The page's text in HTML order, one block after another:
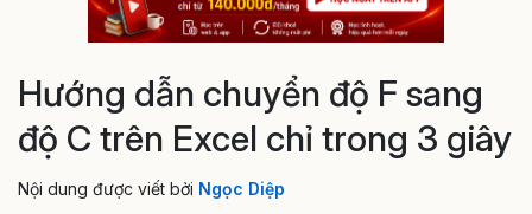
Hướng dẫn chuyển độ F sang
độ C trên Excel chỉ trong 3 giây
Nội dung được viết bởi Ngọc Diệp